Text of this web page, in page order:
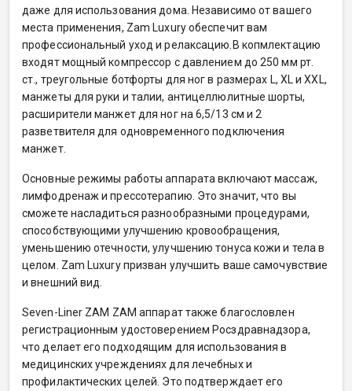
даже для использования дома. Независимо от вашего
места применения, Zam Luxury обеспечит вам
профессиональный уход и релаксацию.В копмлектацию
входят мощный компрессор с давлением до 250 мм рт.
ст., треугольные ботфорты для ног в размерах L, XL и XXL,
манжеты для руки и талии, антицеллюлитные шорты,
расширители манжет для ног на 6,5/13 см и 2
разветвителя для одновременного подключения
манжет.
Основные режимы работы аппарата включают массаж,
лимфодренаж и прессотерапию. Это значит, что вы
сможете насладиться разнообразными процедурами,
способствующими улучшению кровообращения,
уменьшению отечности, улучшению тонуса кожи и тела в
целом. Zam Luxury призван улучшить ваше самочувствие
и внешний вид.
Seven-Liner ZAM ZAM аппарат также благословлен
регистрационным удостоверением Росздравнадзора,
что делает его подходящим для использования в
медицинских учреждениях для лечебных и
профилактических целей. Это подтверждает его